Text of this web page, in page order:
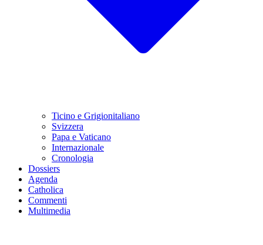
Ticino e Grigionitaliano
Svizzera
Papa e Vaticano
Internazionale
Cronologia
Dossiers
Agenda
Catholica
Commenti
Multimedia